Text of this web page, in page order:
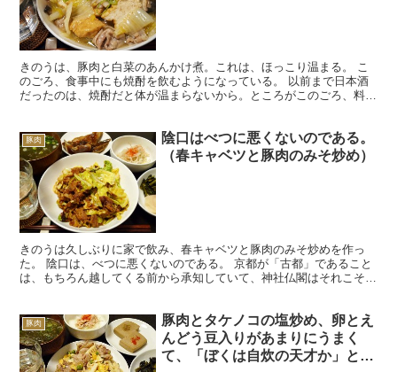
きのうは、豚肉と白菜のあんかけ煮。これは、ほっこり温まる。 こ
のごろ、食事中にも焼酎を飲むようになっている。 以前まで日本酒
だったのは、焼酎だと体が温まらないから。ところがこのごろ、料理
豚肉
陰口はべつに悪くないのである。
（春キャベツと豚肉のみそ炒め）
きのうは久しぶりに家で飲み、春キャベツと豚肉のみそ炒めを作っ
た。 陰口は、べつに悪くないのである。 京都が「古都」であること
は、もちろん越してくる前から承知していて、神社仏閣はそれこそ無
豚肉
豚肉とタケノコの塩炒め、卵とえ
んどう豆入りがあまりにうまく
て、「ぼくは自炊の天才か」と思